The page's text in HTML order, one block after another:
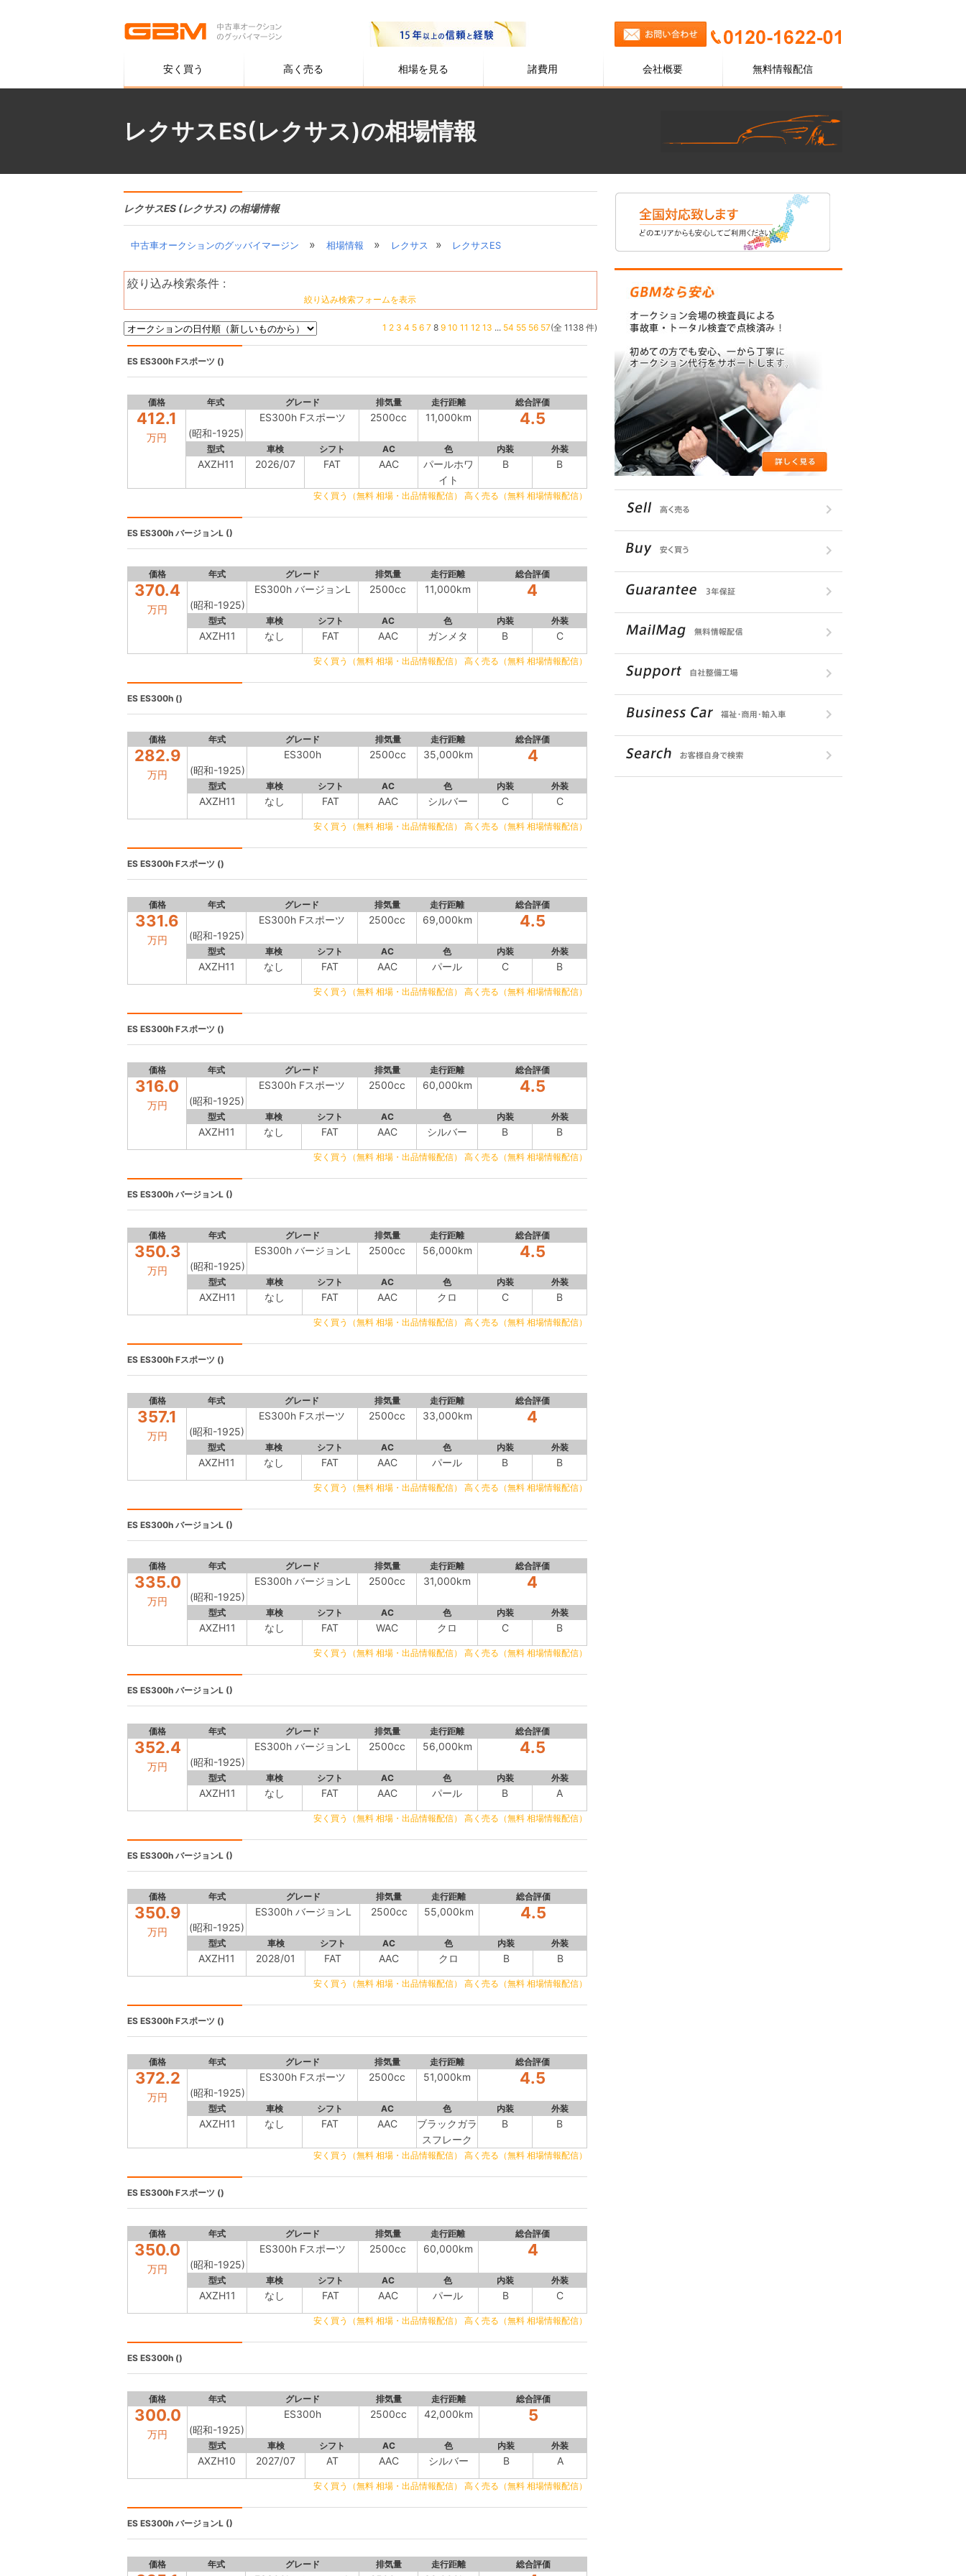
安く買う 高く売る 相場を見る 諸費用 会社概要 無料情報配信
レクサスES(レクサス)の相場情報
レクサスES (レクサス) の相場情報
中古車オークションのグッバイマージン » 相場情報 » レクサス » レクサスES
絞り込み検索条件 :
絞り込み検索フォームを表示
1 2 3 4 5 6 78 9 10 11 12 13 ... 54 55 56 57(全 1138 件)
ES ES300h Fスポーツ ()
価格 年式 グレード 排気量 走行距離 総合評価
412.1
万円 (昭和-1925)
ES300h Fスポーツ 2500cc 11,000km 4.5
型式 車検 シフト AC 色 内装 外装
AXZH11 2026/07 FAT AAC
パールホワ
イト
B B
安く買う（無料 相場・出品情報配信） 高く売る（無料 相場情報配信）
ES ES300h バージョンL ()
価格 年式 グレード 排気量 走行距離 総合評価
370.4
万円 (昭和-1925)
ES300h バージョンL 2500cc 11,000km 4
型式 車検 シフト AC 色 内装 外装
AXZH11 なし FAT AAC ガンメタ B C
安く買う（無料 相場・出品情報配信） 高く売る（無料 相場情報配信）
ES ES300h ()
価格 年式 グレード 排気量 走行距離 総合評価
282.9
万円 (昭和-1925)
ES300h 2500cc 35,000km 4
型式 車検 シフト AC 色 内装 外装
AXZH11 なし FAT AAC シルバー C C
安く買う（無料 相場・出品情報配信） 高く売る（無料 相場情報配信）
ES ES300h Fスポーツ ()
価格 年式 グレード 排気量 走行距離 総合評価
331.6
万円 (昭和-1925)
ES300h Fスポーツ 2500cc 69,000km 4.5
型式 車検 シフト AC 色 内装 外装
AXZH11 なし FAT AAC パール C B
安く買う（無料 相場・出品情報配信） 高く売る（無料 相場情報配信）
ES ES300h Fスポーツ ()
価格 年式 グレード 排気量 走行距離 総合評価
316.0
万円 (昭和-1925)
ES300h Fスポーツ 2500cc 60,000km 4.5
型式 車検 シフト AC 色 内装 外装
AXZH11 なし FAT AAC シルバー B B
安く買う（無料 相場・出品情報配信） 高く売る（無料 相場情報配信）
ES ES300h バージョンL ()
価格 年式 グレード 排気量 走行距離 総合評価
350.3
万円 (昭和-1925)
ES300h バージョンL 2500cc 56,000km 4.5
型式 車検 シフト AC 色 内装 外装
AXZH11 なし FAT AAC クロ C B
安く買う（無料 相場・出品情報配信） 高く売る（無料 相場情報配信）
ES ES300h Fスポーツ ()
価格 年式 グレード 排気量 走行距離 総合評価
357.1
万円 (昭和-1925)
ES300h Fスポーツ 2500cc 33,000km 4
型式 車検 シフト AC 色 内装 外装
AXZH11 なし FAT AAC パール B B
安く買う（無料 相場・出品情報配信） 高く売る（無料 相場情報配信）
ES ES300h バージョンL ()
価格 年式 グレード 排気量 走行距離 総合評価
335.0
万円 (昭和-1925)
ES300h バージョンL 2500cc 31,000km 4
型式 車検 シフト AC 色 内装 外装
AXZH11 なし FAT WAC クロ C B
安く買う（無料 相場・出品情報配信） 高く売る（無料 相場情報配信）
ES ES300h バージョンL ()
価格 年式 グレード 排気量 走行距離 総合評価
352.4
万円 (昭和-1925)
ES300h バージョンL 2500cc 56,000km 4.5
型式 車検 シフト AC 色 内装 外装
AXZH11 なし FAT AAC パール B A
安く買う（無料 相場・出品情報配信） 高く売る（無料 相場情報配信）
ES ES300h バージョンL ()
価格 年式 グレード 排気量 走行距離 総合評価
350.9
万円 (昭和-1925)
ES300h バージョンL 2500cc 55,000km 4.5
型式 車検 シフト AC 色 内装 外装
AXZH11 2028/01 FAT AAC クロ B B
安く買う（無料 相場・出品情報配信） 高く売る（無料 相場情報配信）
ES ES300h Fスポーツ ()
価格 年式 グレード 排気量 走行距離 総合評価
372.2
万円 (昭和-1925)
ES300h Fスポーツ 2500cc 51,000km 4.5
型式 車検 シフト AC 色 内装 外装
AXZH11 なし FAT AAC
ブラックガラ
スフレーク
B B
安く買う（無料 相場・出品情報配信） 高く売る（無料 相場情報配信）
ES ES300h Fスポーツ ()
価格 年式 グレード 排気量 走行距離 総合評価
350.0
万円 (昭和-1925)
ES300h Fスポーツ 2500cc 60,000km 4
型式 車検 シフト AC 色 内装 外装
AXZH11 なし FAT AAC パール B C
安く買う（無料 相場・出品情報配信） 高く売る（無料 相場情報配信）
ES ES300h ()
価格 年式 グレード 排気量 走行距離 総合評価
300.0
万円 (昭和-1925)
ES300h 2500cc 42,000km 5
型式 車検 シフト AC 色 内装 外装
AXZH10 2027/07 AT AAC シルバー B A
安く買う（無料 相場・出品情報配信） 高く売る（無料 相場情報配信）
ES ES300h バージョンL ()
価格 年式 グレード 排気量 走行距離 総合評価